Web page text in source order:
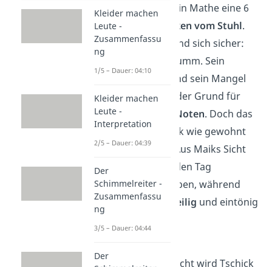
Tschick bekommt in Mathe eine 6
undkippt betrunken vom Stuhl.
Doch die Lehrer sind sich sicher:
Tschick ist nicht dumm. Sein
Alkoholkonsum und sein Mangel
an Interesse sind der Grund für
seine schlechten Noten. Doch das
interessiert Tschick wie gewohnt
überhaupt nicht. Aus Maiks Sicht
scheint Tschick jeden Tag
Abenteuer zu erleben, während
sein Leben langweilig und eintönig
Im Deutschunterricht wird Tschick
Kleider machen
Leute -
Zusammenfassu
ng
1/5 – Dauer: 04:10
Kleider machen
Leute -
Interpretation
2/5 – Dauer: 04:39
Der
Schimmelreiter -
Zusammenfassu
ng
3/5 – Dauer: 04:44
Der